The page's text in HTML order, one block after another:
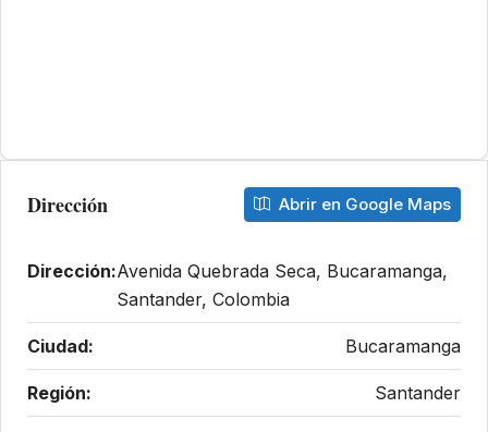
Dirección Abrir en Google Maps
Dirección:Avenida Quebrada Seca, Bucaramanga,
Santander, Colombia
Ciudad: Bucaramanga
Región: Santander